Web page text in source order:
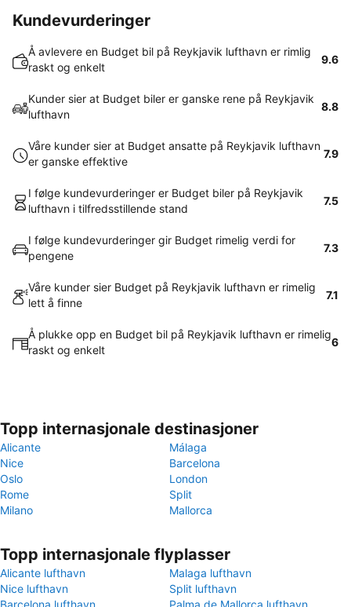
Kundevurderinger
Å avlevere en Budget bil på Reykjavik lufthavn er rimlig
raskt og enkelt
9.6
Kunder sier at Budget biler er ganske rene på Reykjavik
lufthavn
8.8
Våre kunder sier at Budget ansatte på Reykjavik lufthavn
er ganske effektive
7.9
I følge kundevurderinger er Budget biler på Reykjavik
lufthavn i tilfredsstillende stand
7.5
I følge kundevurderinger gir Budget rimelig verdi for
pengene
7.3
Våre kunder sier Budget på Reykjavik lufthavn er rimelig
lett å finne
7.1
Å plukke opp en Budget bil på Reykjavik lufthavn er rimelig
raskt og enkelt
6
Topp internasjonale destinasjoner
Alicante
Málaga
Nice
Barcelona
Oslo
London
Rome
Split
Milano
Mallorca
Topp internasjonale flyplasser
Alicante lufthavn
Malaga lufthavn
Nice lufthavn
Split lufthavn
Barcelona lufthavn
Palma de Mallorca lufthavn